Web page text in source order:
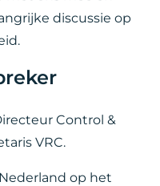
discussie op
Control &
VRC.
op het